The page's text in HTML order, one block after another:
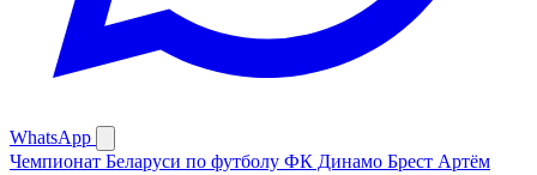
WhatsApp
Чемпионат Беларуси по футболу ФК Динамо Брест Артём